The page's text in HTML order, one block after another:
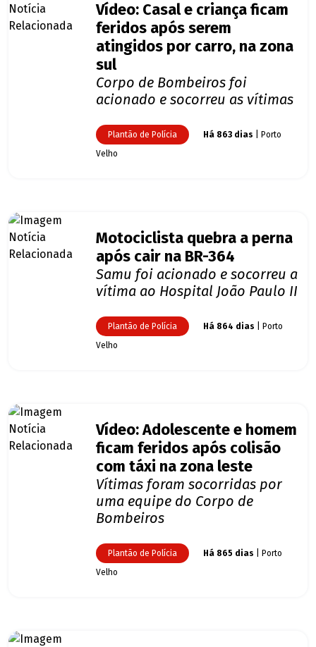
Vídeo: Casal e criança ficam
feridos após serem
atingidos por carro, na zona
sul
Corpo de Bombeiros foi
acionado e socorreu as vítimas
Plantão de Polícia Há 863 dias | Porto
Velho
Motociclista quebra a perna
após cair na BR-364
Samu foi acionado e socorreu a
vítima ao Hospital João Paulo II
Plantão de Polícia Há 864 dias | Porto
Velho
Vídeo: Adolescente e homem
ficam feridos após colisão
com táxi na zona leste
Vítimas foram socorridas por
uma equipe do Corpo de
Bombeiros
Plantão de Polícia Há 865 dias | Porto
Velho